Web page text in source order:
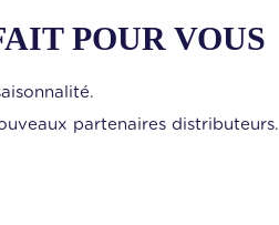
POUR VOUS
partenaires distributeurs.